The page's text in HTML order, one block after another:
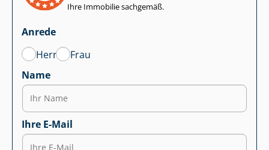
Ihre Immobilie sachgemäß.
Anrede
Herr
Frau
Name
Ihre E-Mail